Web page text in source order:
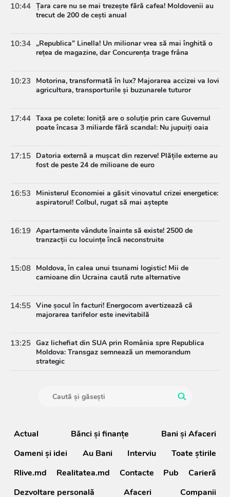
10:44 Țara care nu se mai trezește fără cafea! Moldovenii au
trecut de 200 de cești anual
10:34 „Republica” Linella! Un milionar vrea să mai înghită o
rețea de magazine, dar Concurența trage frâna
10:23
Motorina, transformată în lux? Majorarea accizei va lovi
agricultura, transporturile și buzunarele tuturor
17:44 Taxa pe colete: Ioniță are o soluție prin care Guvernul
poate încasa 3 miliarde fără scandal: Nu jupuiți oaia
17:15 Datoria externă a mușcat din rezerve! Plățile externe au
fost de peste 24 de milioane de euro
16:53
Ministerul Economiei a găsit vinovatul crizei energetice:
aspiratorul! Colbul, rugat să mai aștepte
16:19 Apartamente vândute înainte să existe! 2500 de
tranzacții cu locuințe încă neconstruite
15:08 Moldova, în calea unui tsunami logistic! Mii de
camioane din Ucraina caută rute alternative
14:55 Vine șocul în facturi! Energocom avertizează că
majorarea tarifelor este inevitabilă
13:25 Gaz lichefiat din SUA prin România spre Republica
Moldova: Transgaz semnează un memorandum
strategic
Actual Bănci şi finanţe
Bani și Afaceri
Oameni şi idei
Au Bani Interviu
Toate știrile
Rlive.md
Realitatea.md Contacte Pub
Carieră
Dezvoltare personală
Afaceri Companii